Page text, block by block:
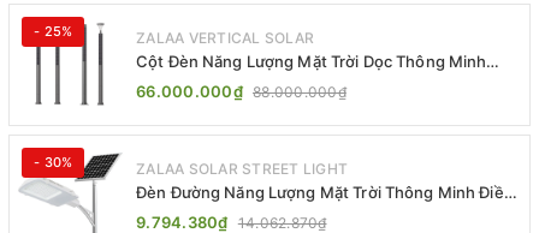
- 25% ZALAA VERTICAL SOLAR
Cột Đèn Năng Lượng Mặt Trời Dọc Thông Minh
ZSR-YYDS-360 | ZALAA Jsc
66.000.000₫ 88.000.000₫
- 30% ZALAA SOLAR STREET LIGHT
Đèn Đường Năng Lượng Mặt Trời Thông Minh Điều
Khiển MPPT ZL-GMX01 ZALAA
9.794.380₫ 14.062.870₫